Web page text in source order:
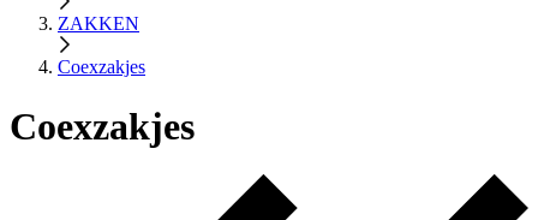
ZAKKEN
Coexzakjes
Coexzakjes